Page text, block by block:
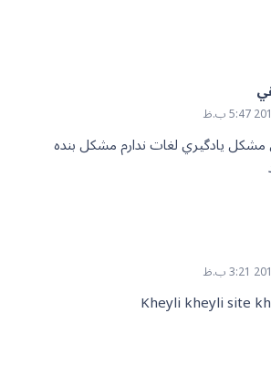
مشكل يادگيري لغات ندارم مشكل بنده
Kheyli kheyli site